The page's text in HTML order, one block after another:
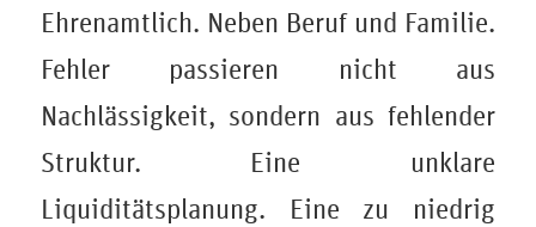
Ehrenamtlich. Neben Beruf und Familie.
Fehler passieren nicht aus
Nachlässigkeit, sondern aus fehlender
Struktur. Eine unklare
Liquiditätsplanung. Eine zu niedrig